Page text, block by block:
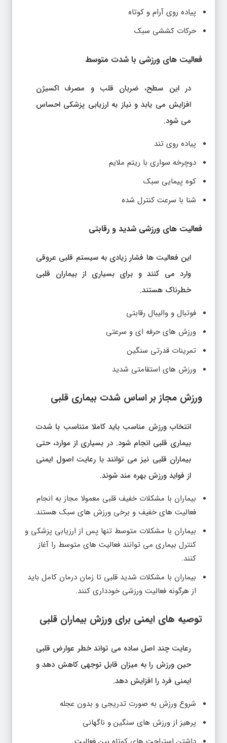
پیاده روی آرام و کوتاه
حرکات کششی سبک
فعالیت های ورزشی با شدت متوسط
در این سطح، ضربان قلب و مصرف اکسیژن
افزایش می یابد و نیاز به ارزیابی پزشکی احساس
می شود.
پیاده روی تند
دوچرخه سواری با ریتم ملایم
کوه پیمایی سبک
شنا با سرعت کنترل شده
فعالیت های ورزشی شدید و رقابتی
این فعالیت ها فشار زیادی به سیستم قلبی عروقی
وارد می کنند و برای بسیاری از بیماران قلبی
خطرناک هستند.
فوتبال و والیبال رقابتی
ورزش های حرفه ای و سرعتی
تمرینات قدرتی سنگین
ورزش های استقامتی شدید
ورزش مجاز بر اساس شدت بیماری قلبی
انتخاب ورزش مناسب باید کاملا متناسب با شدت
بیماری قلبی انجام شود. در بسیاری از موارد، حتی
بیماران قلبی نیز می توانند با رعایت اصول ایمنی
از فواید ورزش بهره مند شوند.
بیماران با مشکلات خفیف قلبی معمولا مجاز به انجام
فعالیت های خفیف و برخی ورزش های سبک هستند.
بیماران با مشکلات متوسط تنها پس از ارزیابی پزشکی و
کنترل بیماری می توانند فعالیت های متوسط را آغاز
کنند.
بیماران با مشکلات شدید قلبی تا زمان درمان کامل باید
از هرگونه فعالیت ورزشی خودداری کنند.
توصیه های ایمنی برای ورزش بیماران قلبی
رعایت چند اصل ساده می تواند خطر عوارض قلبی
حین ورزش را به میزان قابل توجهی کاهش دهد و
ایمنی فرد را افزایش دهد.
شروع ورزش به صورت تدریجی و بدون عجله
پرهیز از ورزش های سنگین و ناگهانی